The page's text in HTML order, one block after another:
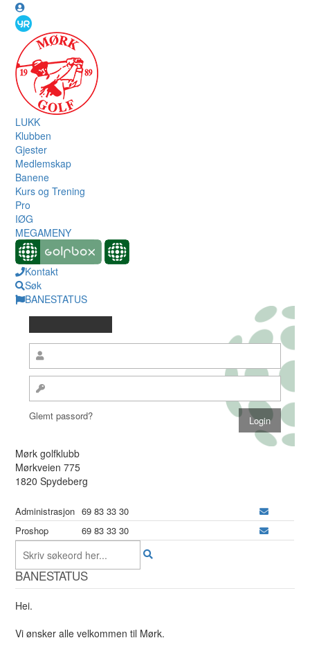
LUKK
Klubben
Gjester
Medlemskap
Banene
Kurs og Trening
Pro
IØG
MEGAMENY
Kontakt
Søk
BANESTATUS
Glemt passord?
Mørk golfklubb
Mørkveien 775
1820 Spydeberg
Administrasjon 69 83 33 30
Proshop
69 83 33 30
BANESTATUS
Hei.
Vi ønsker alle velkommen til Mørk.